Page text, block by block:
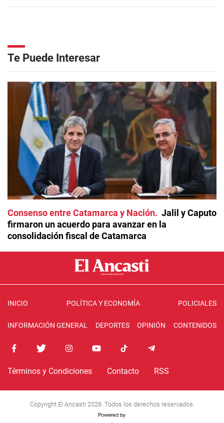
Te Puede Interesar
Consenso entre Catamarca y Nación
Jalil y Caputo
firmaron un acuerdo para avanzar en la
consolidación fiscal de Catamarca
INICIO POLÍTICA Y ECONOMÍA POLICIALES
INFORMACIÓN GENERAL DEPORTES OPINIÓN CONTENIDOS
Términos y Condiciones Contacto RSS
Copyright El Ancasti 2026. Todos los derechos reservados.